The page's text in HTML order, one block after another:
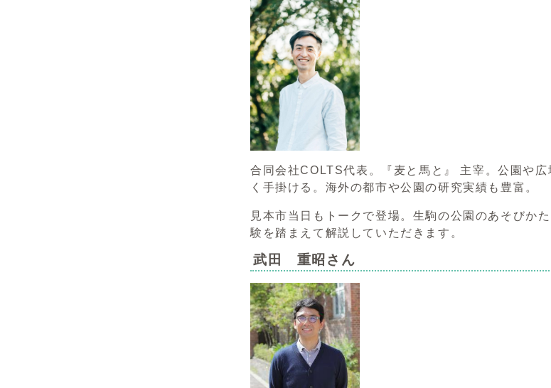
合同会社COLTS代表。『麦と馬と』 主宰。公園や
く手掛ける。海外の都市や公園の研究実績も豊富。
見本市当日もトークで登場。生駒の公園のあそびか
験を踏まえて解説していただきます。
武田 重昭さん